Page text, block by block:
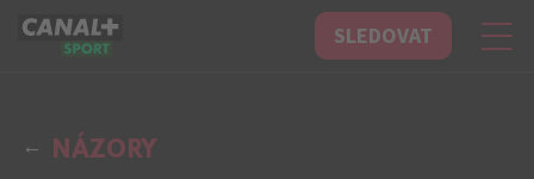
CANAL+ Sport SLEDOVAT
NÁZORY